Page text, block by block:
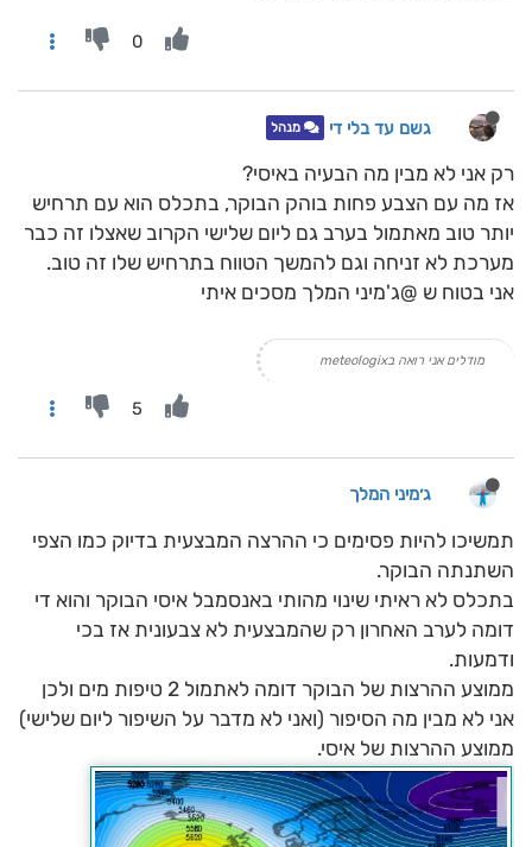
0
גשם עד בלי די מנהל
רק אני לא מבין מה הבעיה באיסי?
אז מה עם הצבע פחות בוהק הבוקר, בתכלס הוא עם תרחיש
יותר טוב מאתמול בערב גם ליום שלישי הקרוב שאצלו זה כבר
מערכת לא זניחה וגם להמשך הטווח בתרחיש שלו זה טוב.
אני בטוח ש @ג'מיני המלך מסכים איתי
מודלים אני רואה בmeteologix
5
ג׳מיני המלך
תמשיכו להיות פסימים כי ההרצה המבצעית בדיוק כמו הצפי
השתנתה הבוקר.
בתכלס לא ראיתי שינוי מהותי באנסמבל איסי הבוקר והוא די
דומה לערב האחרון רק שהמבצעית לא צבעונית אז בכי
ודמעות.
ממוצע ההרצות של הבוקר דומה לאתמול 2 טיפות מים ולכן
אני לא מבין מה הסיפור (ואני לא מדבר על השיפור ליום שלישי)
ממוצע ההרצות של איסי.